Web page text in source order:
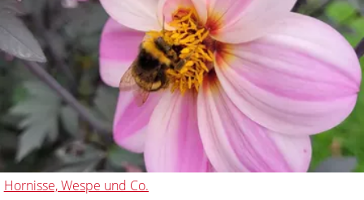
Hornisse, Wespe und Co.